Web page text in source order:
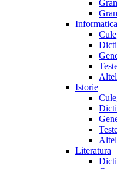
Informatica
Istorie
Literatura